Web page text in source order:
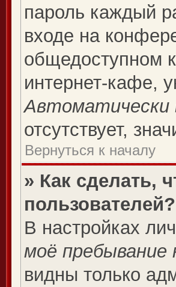
пароль каждый
входе на
общедоступном
интернет-кафе,
Автоматически
отсутствует,
Вернуться к началу
» Как сделать,
пользователей?
В настройках
моё пребывание
видны только